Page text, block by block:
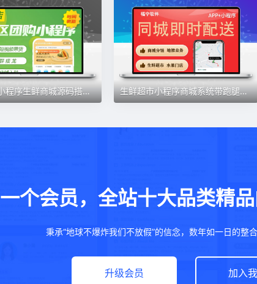
社区团购小程序生鲜商城源码搭建百货超市多门店多商户模板制作 生鲜超市小程序商城系统带跑腿水果冻品批发朴朴超市小程序源码
一个会员，全站十大品类精
秉承“地球不爆炸我们不放假”的信念，数年如一日的整
升级会员 加入